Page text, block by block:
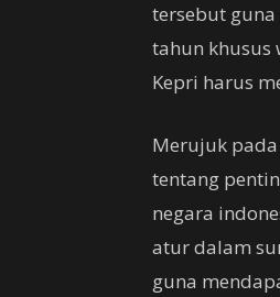
tersebut
tahun khusus
Kepri harus
Merujuk pada
tentang
negara
atur dalam
guna